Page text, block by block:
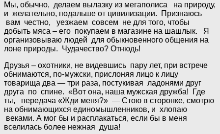
Мы, обычно, делаем вылазку из мегаполиса на природу,
и желательно, подальше от цивилизации. Признаюсь
вам честно, уезжаем совсем не для того, чтобы
добыть мяса – его покупаем в магазине на шашлык. Я
организовываю людей для обыкновенного общения на
лоне природы. Чудачество? Отнюдь!
Друзья – охотники, не видевшись пару лет, при встрече
обнимаются, по-мужски, прислоняя лицо к лицу
товарища два — три раза, постукивая ладонями друг
друга по спине. «Вот она, наша мужская дружба! Где
ты, передача «Жди меня?» — Стою в сторонке, смотрю
на обнимающихся единомышленников, и хлопаю
веками. А мог бы и расплакаться, если бы в меня
вселилась более нежная душа!